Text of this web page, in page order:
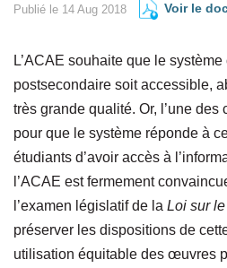
Publié le 14 Aug 2018 Voir le
L’ACAE souhaite que le
postsecondaire soit accessible,
très grande qualité. Or, l’une
pour que le système réponde à
étudiants d’avoir accès à
l’ACAE est fermement
l’examen législatif de la Loi sur le
préserver les dispositions de
utilisation équitable des œuvres